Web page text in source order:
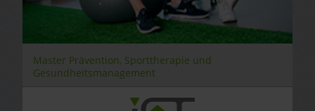
Master Prävention, Sporttherapie und
Gesundheitsmanagement